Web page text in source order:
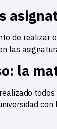
de realizar
las
la
con